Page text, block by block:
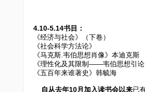
4.10-5.14书目：
《经济与社会》（下卷）
《社会科学方法论》
《马克斯.韦伯思想肖像》本迪克斯
《理性化及其限制——韦伯思想引
《五百年来谁著史》韩毓海
自从去年10月加入读书会以来已